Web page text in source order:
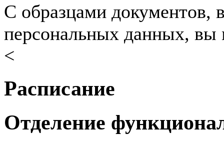
С образцами документов,
персональных данных, вы
<
Расписание
Отделение